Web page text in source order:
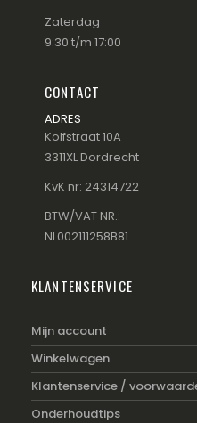
Zaterdag
9:30 t/m 17:00
CONTACT
ADRES
Kolfstraat 10A
3311XL Dordrecht
KvK nr: 24314722
BTW/VAT NR.:
NL002111258B81
KLANTENSERVICE
Mijn account
Winkelwagen
Klantenservice /
Onderhoudtips